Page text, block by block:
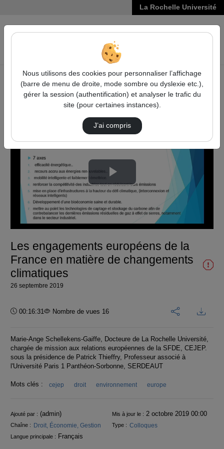
La Rochelle Université
VIDÉOS
Accueil
Vidéos
Les engagements européens de la France en ma…
Lire
la
vidéo
Les engagements européens de la
France en matière de changements
climatiques
26 septembre 2019
Durée :
00:16:31 Nombre de vues 16
Marie-Ange Schellekens-Gaiffe, Docteure de La Rochelle Université,
chargée de mission aux relations européennes de la SFDE, CEJEP.
sous la présidence de Patrick Thieffry, Professeur associé à
l'Université Paris 1 Panthéon-Sorbonne, SERDEAUT
Mots clés : cejep droit environnement europe
Informations
Ajouté par : (admin) Mis à jour le : 2 octobre 2019 00:00
Chaîne : Droit, Économie, Gestion Type : Colloques
Langue principale : Français
Nous utilisons des cookies pour personnaliser l’affichage
(barre de menu de droite, mode sombre ou dyslexie etc.),
gérer la session (authentification) et analyser le trafic du
site (pour certaines instances).
J’ai compris